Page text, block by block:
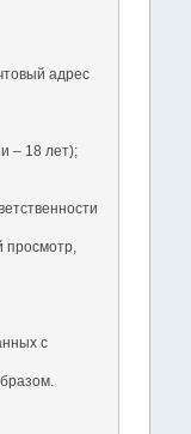
адрес
– 18 лет);
с